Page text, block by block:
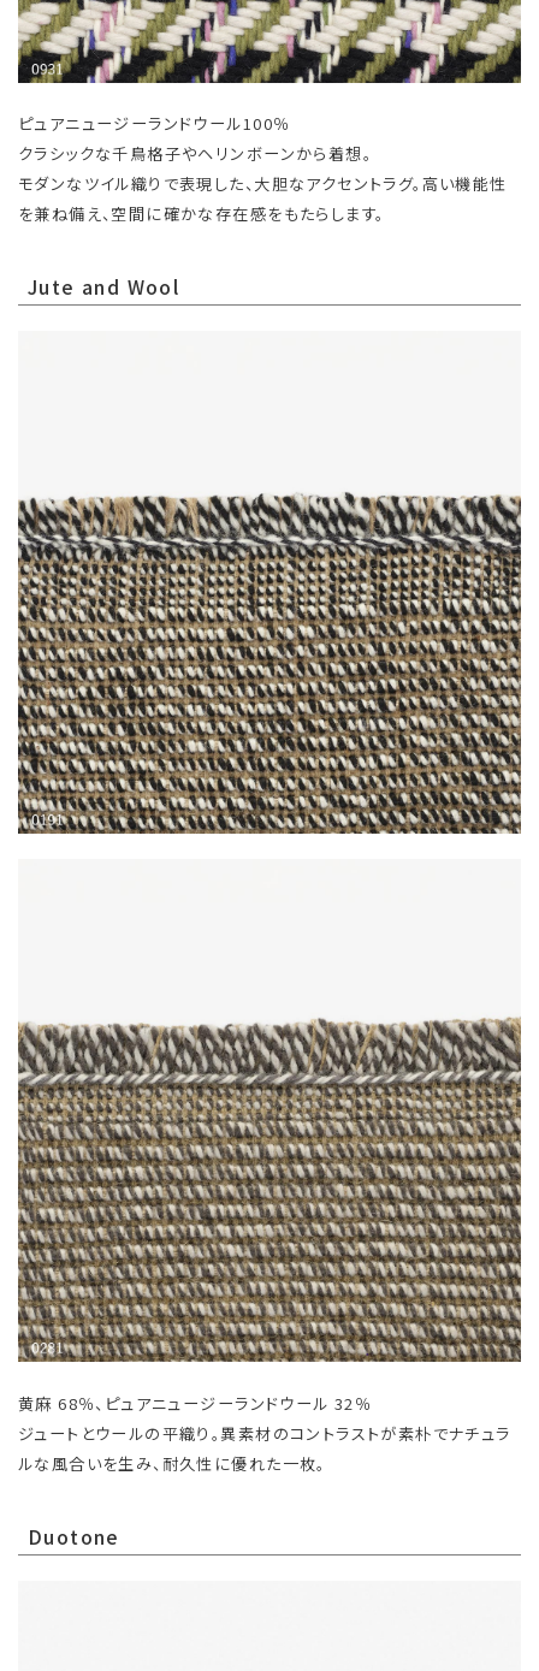
ピュアニュージーランドウール100％
クラシックな千鳥格子やヘリンボーンから着想。
モダンなツイル織りで表現した、大胆なアクセントラグ。高い機能性
を兼ね備え、空間に確かな存在感をもたらします。
Jute and Wool
黄麻 68％、ピュアニュージーランドウール 32％
ジュートとウールの平織り。異素材のコントラストが素朴でナチュラ
ルな風合いを生み、耐久性に優れた一枚。
Duotone